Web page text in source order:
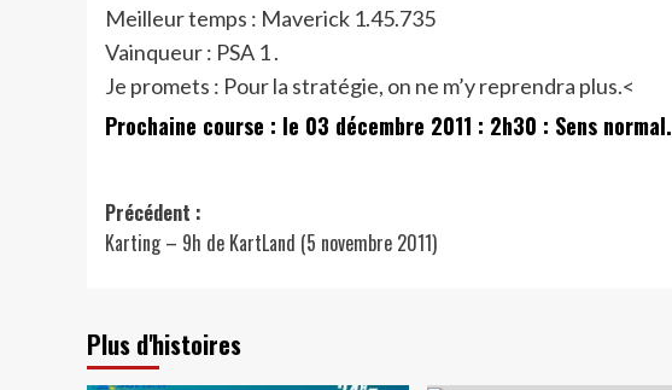
Meilleur temps : Maverick 1.45.735
Vainqueur : PSA 1 .
Je promets : Pour la stratégie, on ne m’y reprendra plus.<
Prochaine course : le 03 décembre 2011 : 2h30 : Sens normal.
Navigation
d’article
Précédent :
Karting – 9h de KartLand (5 novembre 2011)
Plus d'histoires